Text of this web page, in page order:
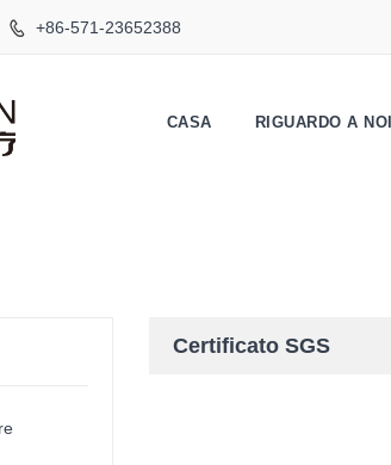
 +86-571-23652388
CASA RIGUARDO A NOI
Certificato SGS